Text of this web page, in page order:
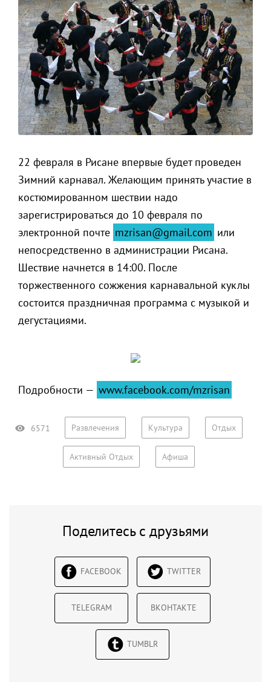
22 февраля в Рисане впервые будет проведен
Зимний карнавал. Желающим принять участие в
костюмированном шествии надо
зарегистрироваться до 10 февраля по
электронной почте mzrisan@gmail.com или
непосредственно в администрации Рисана.
Шествие начнется в 14:00. После
торжественного сожжения карнавальной куклы
состоится праздничная программа с музыкой и
дегустациями.
Подробности — www.facebook.com/mzrisan
6571 Развлечения Культура Отдых
Активный Отдых Афиша
Поделитесь с друзьями
FACEBOOK TWITTER
TELEGRAM ВКОНТАКТЕ
TUMBLR